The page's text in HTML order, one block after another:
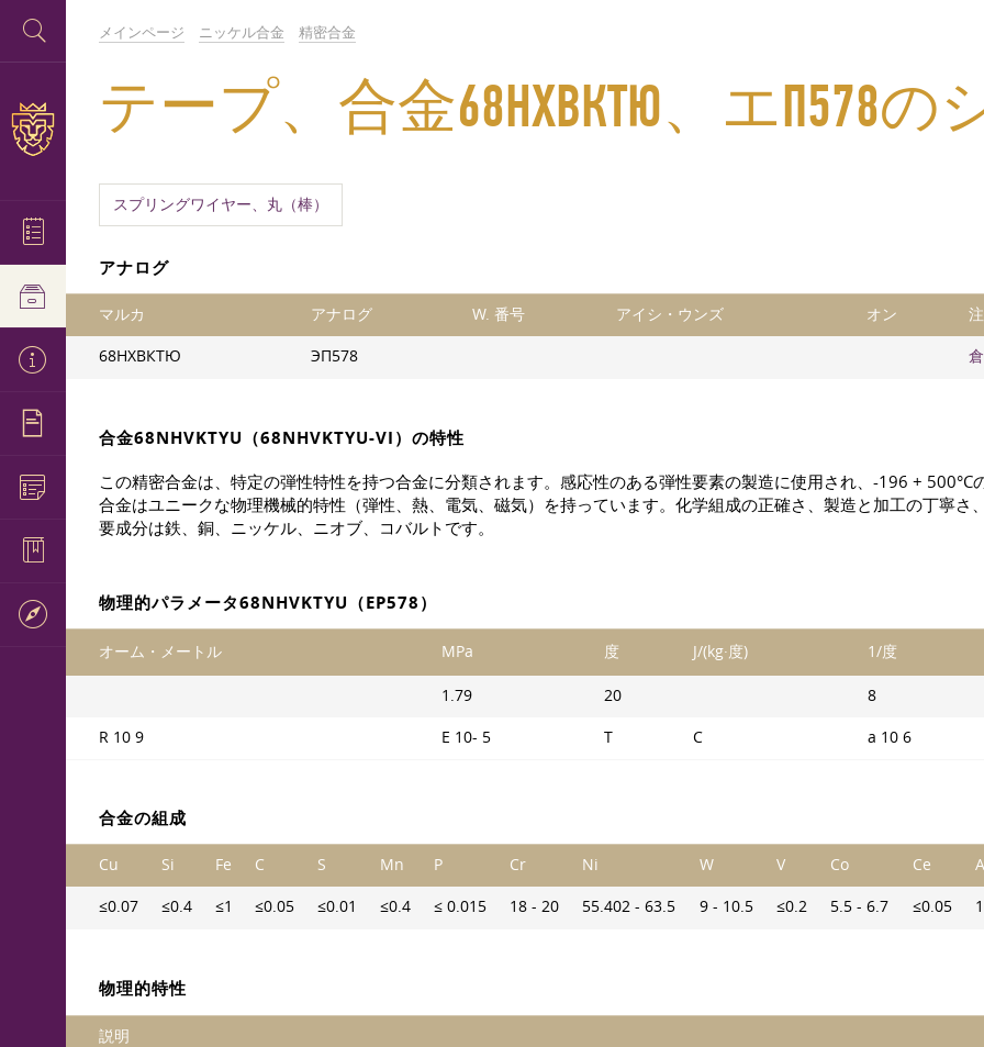
メインページ ニッケル合金 精密合金
テープ、合金68НХВКТЮ、エП578の
スプリングワイヤー、丸（棒）
アナログ
マルカ アナログ W. 番号 アイシ・ウンズ オン
68НХВКТЮ ЭП578
合金68NHVKTYU（68NHVKTYU-VI）の特性
この精密合金は、特定の弾性特性を持つ合金に分類されます。感応性のある弾性要素の製造に使用され、-196 +
合金はユニークな物理機械的特性（弾性、熱、電気、磁気）を持っています。化学組成の正確さ、製造と加工の丁寧
要成分は鉄、銅、ニッケル、ニオブ、コバルトです。
物理的パラメータ68NHVKTYU（EP578）
オーム・メートル MPa 度 J/(kg·度) 1/度
1.79 20 8
R 10 9 E 10- 5 T C a 10 6
合金の組成
Cu Si Fe C S Mn P Cr Ni W V Co Ce
≤0.07 ≤0.4 ≤1 ≤0.05 ≤0.01 ≤0.4 ≤ 0.015 18 - 20 55.402 - 63.5 9 - 10.5 ≤0.2 5.5 - 6.7 ≤0.05
物理的特性
説明